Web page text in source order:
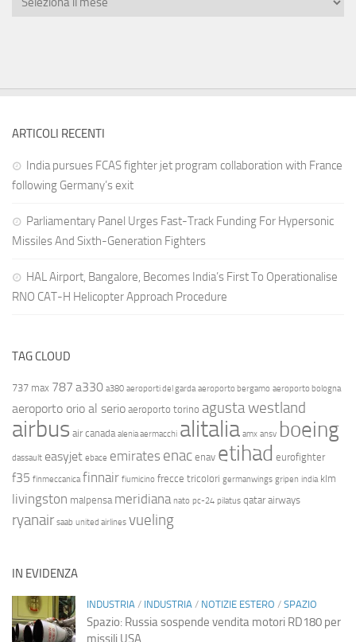
ARTICOLI RECENTI
India pursues FCAS fighter jet program collaboration with France
following Germany’s exit
Parliamentary Panel Urges Fast-Track Funding For Hypersonic
Missiles And Sixth-Generation Fighters
HAL Airport, Bangalore, Becomes India’s First To Operationalise
RNO CAT-H Helicopter Approach Procedure
TAG CLOUD
737 max 787 a330 a380 aeroporti del garda aeroporto bergamo aeroporto bologna
aeroporto orio al serio aeroporto torino agusta westland
airbus air canada alenia aermacchi alitalia amx ansv boeing
dassault easyjet ebace emirates enac enav etihad eurofighter
f35 finmeccanica finnair fiumicino frecce tricolori germanwings gripen india klm
livingston malpensa meridiana nato pc-24 pilatus qatar airways
ryanair saab united airlines vueling
IN EVIDENZA
INDUSTRIA / INDUSTRIA / NOTIZIE ESTERO / SPAZIO
Spazio: Russia sospende vendita motori RD180 per
missili USA